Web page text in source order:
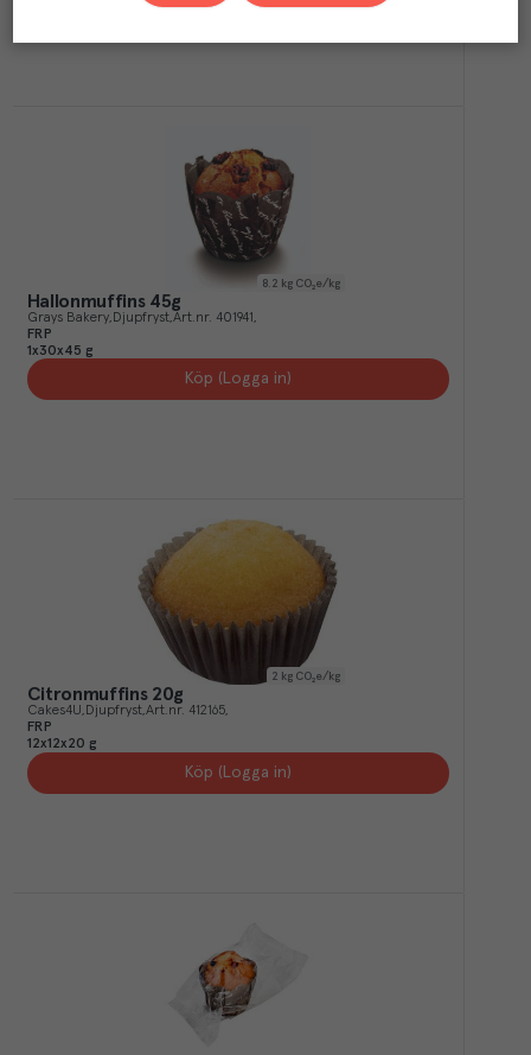
8.2 kg CO₂e/kg
Hallonmuffins 45g
Grays Bakery Djupfryst Art.nr. 401941
FRP
1x30x45 g
Köp (Logga in)
2 kg CO₂e/kg
Citronmuffins 20g
Cakes4U Djupfryst Art.nr. 412165
FRP
12x12x20 g
Köp (Logga in)